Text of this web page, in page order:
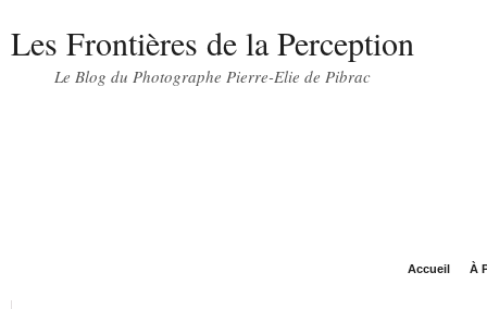
Les Frontières de la Perception
Le Blog du Photographe Pierre-Elie de Pibrac
Accueil À